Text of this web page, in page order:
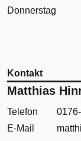
Donnerstag
Kontakt
Matthias
Telefon
E-Mail